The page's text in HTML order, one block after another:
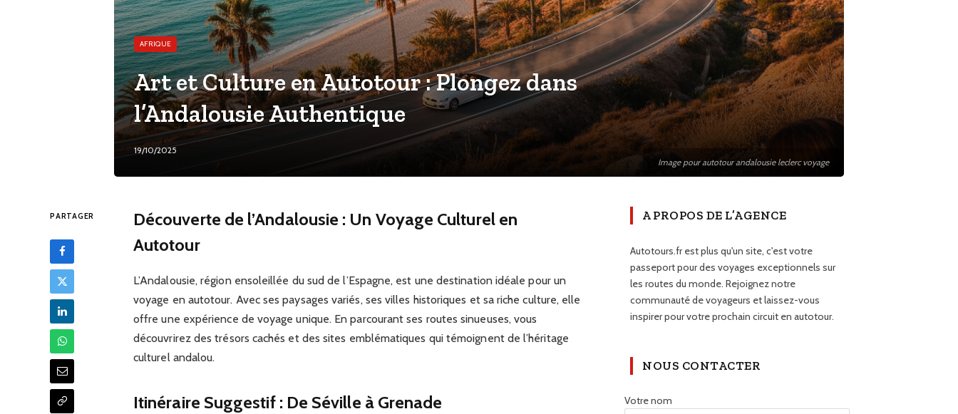
Image pour autotour andalousie leclerc voyage
AFRIQUE
Art et Culture en Autotour : Plongez dans
l’Andalousie Authentique
19/10/2025
PARTAGER
Découverte de l’Andalousie : Un Voyage Culturel en
Autotour
L’Andalousie, région ensoleillée du sud de l’Espagne, est une destination idéale pour un
voyage en autotour. Avec ses paysages variés, ses villes historiques et sa riche culture, elle
offre une expérience de voyage unique. En parcourant ses routes sinueuses, vous
découvrirez des trésors cachés et des sites emblématiques qui témoignent de l’héritage
culturel andalou.
Itinéraire Suggestif : De Séville à Grenade
A PROPOS DE L’AGENCE
Autotours.fr est plus qu'un site, c'est votre
passeport pour des voyages exceptionnels sur
les routes du monde. Rejoignez notre
communauté de voyageurs et laissez-vous
inspirer pour votre prochain circuit en autotour.
NOUS CONTACTER
Votre nom